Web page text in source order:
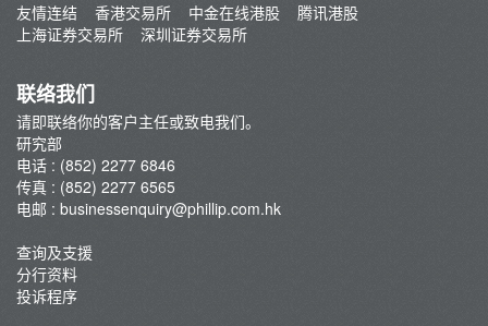
交易员评论
友情连结
香港交易所 中金在线港股
腾讯港股
上海证券交易所
深圳证券交易所
联络我们
请即联络你的客户主任或致电我们。
研究部
电话 : (852) 2277 6846
传真 : (852) 2277 6565
电邮 : businessenquiry@phillip.com.hk
查询及支援
分行资料
投诉程序